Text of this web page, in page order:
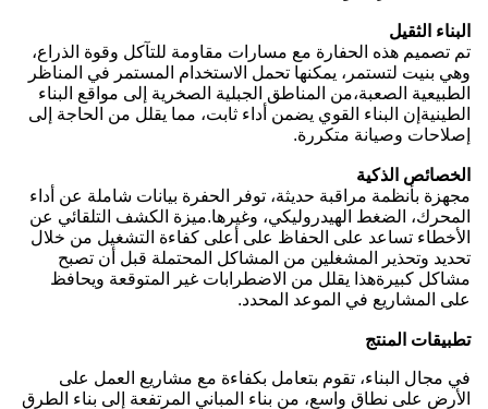
البناء الثقيل
تم تصميم هذه الحفارة مع مسارات مقاومة للتآكل وقوة الذراع،
وهي بنيت لتستمر، يمكنها تحمل الاستخدام المستمر في المناظر
الطبيعية الصعبة،من المناطق الجبلية الصخرية إلى مواقع البناء
الطينيةإن البناء القوي يضمن أداء ثابت، مما يقلل من الحاجة إلى
إصلاحات وصيانة متكررة.
الخصائص الذكية
مجهزة بأنظمة مراقبة حديثة، توفر الحفرة بيانات شاملة عن أداء
المحرك، الضغط الهيدروليكي، وغيرها.ميزة الكشف التلقائي عن
الأخطاء تساعد على الحفاظ على أعلى كفاءة التشغيل من خلال
تحديد وتحذير المشغلين من المشاكل المحتملة قبل أن تصبح
مشاكل كبيرةهذا يقلل من الاضطرابات غير المتوقعة ويحافظ
على المشاريع في الموعد المحدد.
تطبيقات المنتج
في مجال البناء، تقوم بتعامل بكفاءة مع مشاريع العمل على
الأرض على نطاق واسع، من بناء المباني المرتفعة إلى بناء الطرق